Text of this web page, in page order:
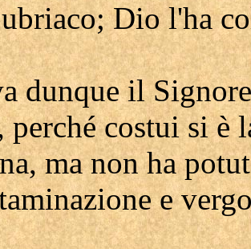
Dio l'ha
dunque il
perché costui si è
ma non ha
e